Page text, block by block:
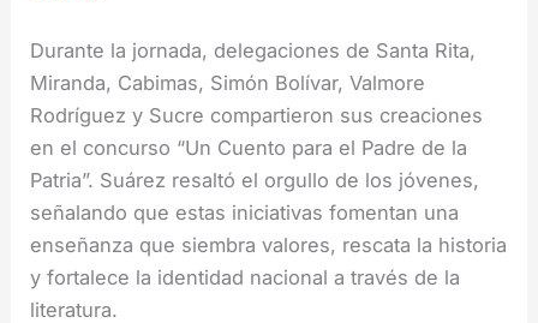
Durante la jornada, delegaciones de Santa Rita,
Miranda, Cabimas, Simón Bolívar, Valmore
Rodríguez y Sucre compartieron sus creaciones
en el concurso “Un Cuento para el Padre de la
Patria”. Suárez resaltó el orgullo de los jóvenes,
señalando que estas iniciativas fomentan una
enseñanza que siembra valores, rescata la historia
y fortalece la identidad nacional a través de la
literatura.